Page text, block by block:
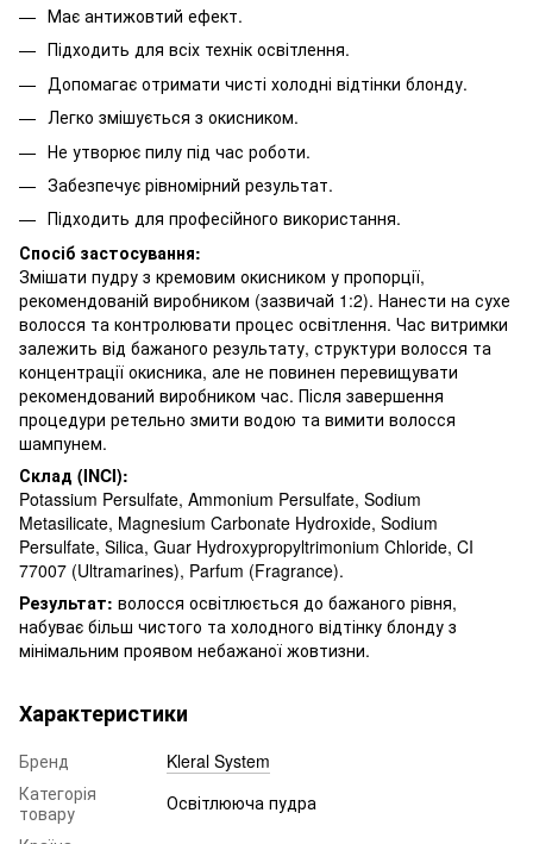
Має антижовтий ефект.
Підходить для всіх технік освітлення.
Допомагає отримати чисті холодні відтінки блонду.
Легко змішується з окисником.
Не утворює пилу під час роботи.
Забезпечує рівномірний результат.
Підходить для професійного використання.
Спосіб застосування:
Змішати пудру з кремовим окисником у пропорції,
рекомендованій виробником (зазвичай 1:2). Нанести на сухе
волосся та контролювати процес освітлення. Час витримки
залежить від бажаного результату, структури волосся та
концентрації окисника, але не повинен перевищувати
рекомендований виробником час. Після завершення
процедури ретельно змити водою та вимити волосся
шампунем.
Склад (INCI):
Potassium Persulfate, Ammonium Persulfate, Sodium
Metasilicate, Magnesium Carbonate Hydroxide, Sodium
Persulfate, Silica, Guar Hydroxypropyltrimonium Chloride, CI
77007 (Ultramarines), Parfum (Fragrance).
Результат: волосся освітлюється до бажаного рівня,
набуває більш чистого та холодного відтінку блонду з
мінімальним проявом небажаної жовтизни.
Характеристики
Бренд
Kleral System
Категорія
товару
Освітлююча пудра